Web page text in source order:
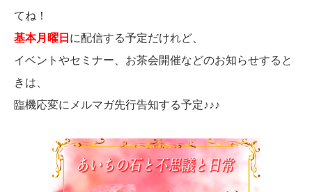
てね！
基本月曜日 に配信する予定だけれど、
イベントやセミナー、お茶会開催などのお知らせすると
きは、
臨機応変にメルマガ先行告知する予定♪♪♪